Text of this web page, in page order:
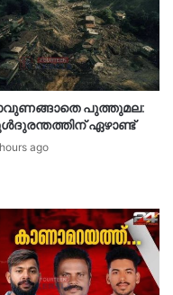
പുത്തുമല:
ഏഴാണ്ട്
ago